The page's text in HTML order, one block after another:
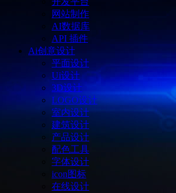
网站制作
AI数据库
API 插件
Ai创意设计
平面设计
Ui设计
3D设计
LOGO设计
室内设计
建筑设计
产品设计
配色工具
字体设计
icon图标
在线设计